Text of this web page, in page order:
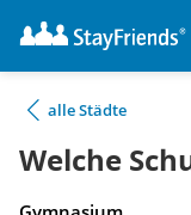
alle Städte
Welche